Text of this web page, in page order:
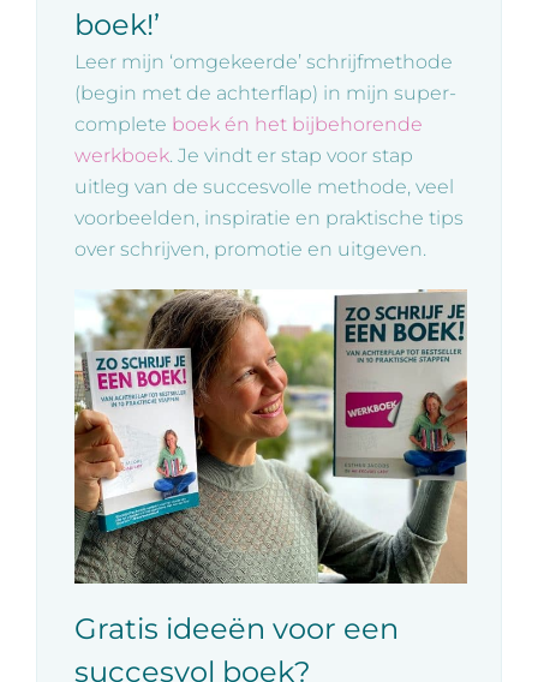
boek!’
Leer mijn ‘omgekeerde’ schrijfmethode
(begin met de achterflap) in mijn super-
complete boek én het bijbehorende
werkboek. Je vindt er stap voor stap
uitleg van de succesvolle methode, veel
voorbeelden, inspiratie en praktische tips
over schrijven, promotie en uitgeven.
Gratis ideeën voor een
succesvol boek?